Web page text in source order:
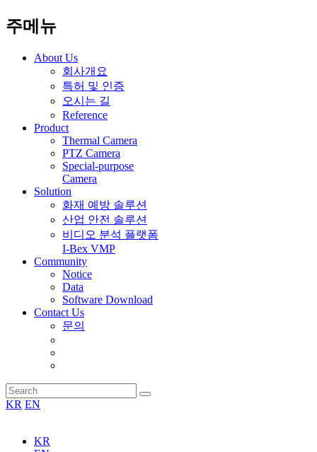
주메뉴
About Us
회사개요
특허 및 인증
오시는 길
Reference
Product
Thermal Camera
PTZ Camera
Special-purpose
Camera
Solution
화재 예방 솔루션
산업 안전 솔루션
비디오 분석 플랫폼
I-Bex VMP
Community
Notice
Data
Software Download
Contact Us
문의
KR EN
KR